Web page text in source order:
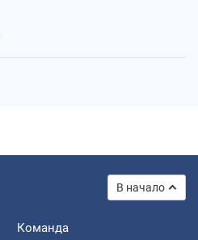
В начало
Команда